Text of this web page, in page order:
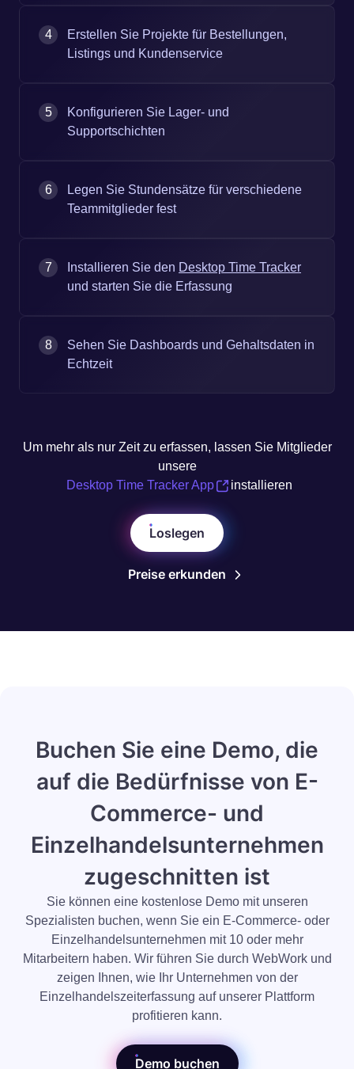
4
Erstellen Sie Projekte für Bestellungen,
Listings und Kundenservice
5
Konfigurieren Sie Lager- und
Supportschichten
6
Legen Sie Stundensätze für verschiedene
Teammitglieder fest
7 Installieren Sie den Desktop Time Tracker
und starten Sie die Erfassung
8
Sehen Sie Dashboards und Gehaltsdaten in
Echtzeit
Um mehr als nur Zeit zu erfassen, lassen Sie Mitglieder
unsere
Desktop Time Tracker App
installieren
Loslegen
Preise erkunden
Buchen Sie eine Demo, die
auf die Bedürfnisse von E-
Commerce- und
Einzelhandelsunternehmen
zugeschnitten ist
Sie können eine kostenlose Demo mit unseren
Spezialisten buchen, wenn Sie ein E-Commerce- oder
Einzelhandelsunternehmen mit 10 oder mehr
Mitarbeitern haben. Wir führen Sie durch WebWork und
zeigen Ihnen, wie Ihr Unternehmen von der
Einzelhandelszeiterfassung auf unserer Plattform
profitieren kann.
Demo buchen